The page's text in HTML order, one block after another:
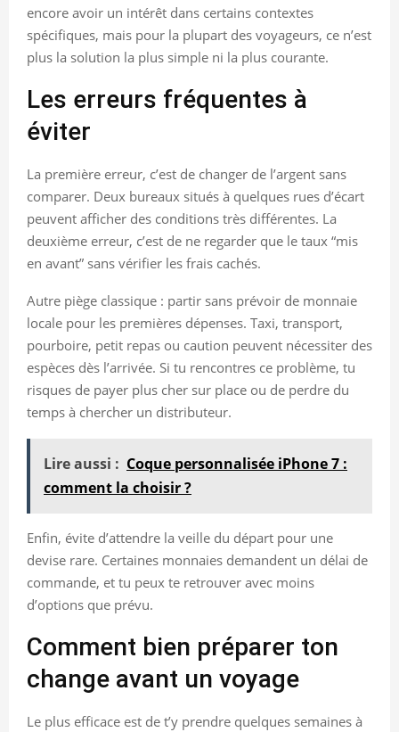
encore avoir un intérêt dans certains contextes
spécifiques, mais pour la plupart des voyageurs, ce n’est
plus la solution la plus simple ni la plus courante.
Les erreurs fréquentes à
éviter
La première erreur, c’est de changer de l’argent sans
comparer. Deux bureaux situés à quelques rues d’écart
peuvent afficher des conditions très différentes. La
deuxième erreur, c’est de ne regarder que le taux “mis
en avant” sans vérifier les frais cachés.
Autre piège classique : partir sans prévoir de monnaie
locale pour les premières dépenses. Taxi, transport,
pourboire, petit repas ou caution peuvent nécessiter des
espèces dès l’arrivée. Si tu rencontres ce problème, tu
risques de payer plus cher sur place ou de perdre du
temps à chercher un distributeur.
Lire aussi : Coque personnalisée iPhone 7 :
comment la choisir ?
Enfin, évite d’attendre la veille du départ pour une
devise rare. Certaines monnaies demandent un délai de
commande, et tu peux te retrouver avec moins
d’options que prévu.
Comment bien préparer ton
change avant un voyage
Le plus efficace est de t’y prendre quelques semaines à